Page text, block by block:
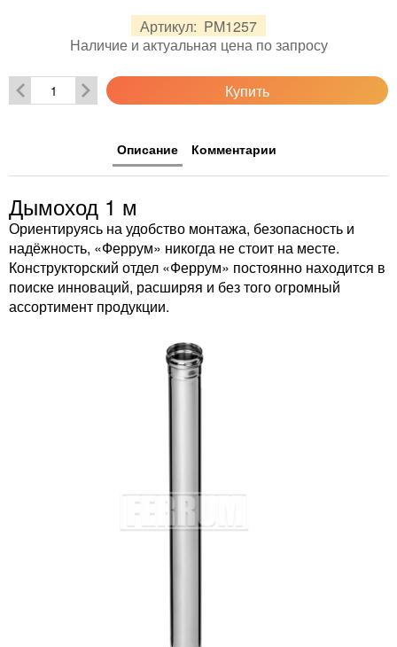
Артикул: PM1257
Наличие и актуальная цена по запросу
Купить
Описание Комментарии
Дымоход 1 м
Ориентируясь на удобство монтажа, безопасность и
надёжность, «Феррум» никогда не стоит на месте.
Конструкторский отдел «Феррум» постоянно находится в
поиске инноваций, расширяя и без того огромный
ассортимент продукции.